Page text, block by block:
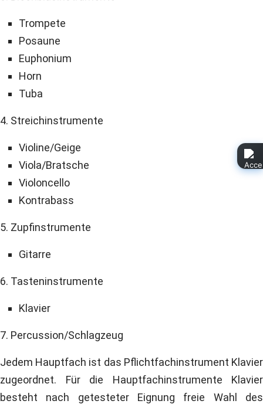
Trompete
Posaune
Euphonium
Horn
Tuba
4. Streichinstrumente
Violine/Geige
Viola/Bratsche
Violoncello
Kontrabass
5. Zupfinstrumente
Gitarre
6. Tasteninstrumente
Klavier
7. Percussion/Schlagzeug
Jedem Hauptfach ist das Pflichtfachinstrument Klavier
zugeordnet. Für die Hauptfachinstrumente Klavier
besteht nach getesteter Eignung freie Wahl des